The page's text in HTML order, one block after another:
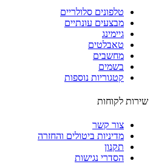
טלפונים סלולריים
מבצעים עונתיים
גיימינג
טאבלטים
מחשבים
בשמים
קטגוריות נוספות
לקוחות
צור קשר
מדיניות ביטולים והחזרה
תקנון
הסדרי נגישות